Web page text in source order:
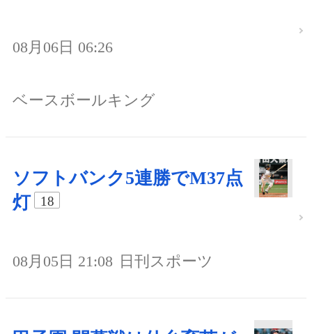
08月06日 06:26
ベースボールキング
ソフトバンク5連勝でM37点
灯
18
08月05日 21:08 日刊スポーツ